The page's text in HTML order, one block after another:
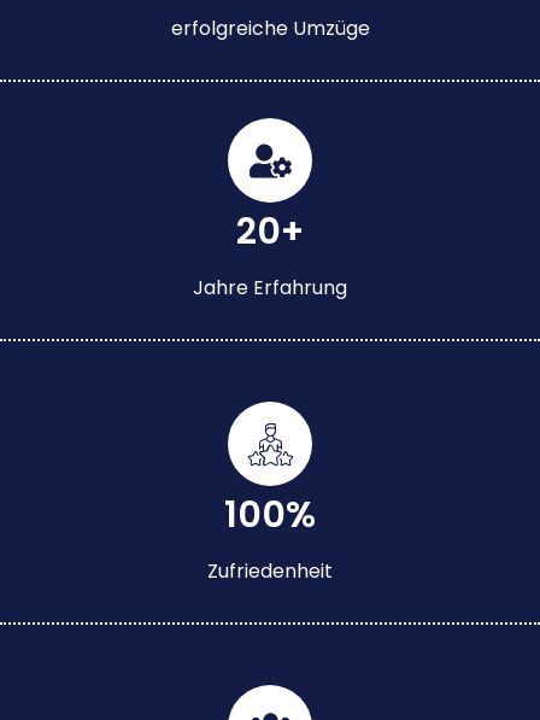
erfolgreiche Umzüge
20+
Jahre Erfahrung
100%
Zufriedenheit